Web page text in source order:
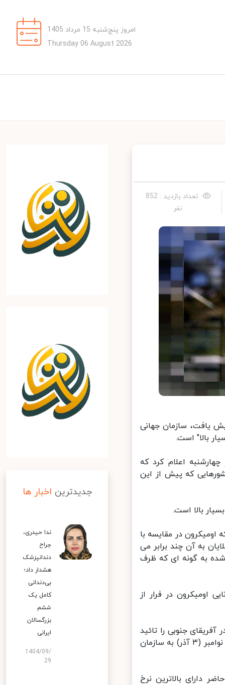
امروز پنج‌شنبه 15 مرداد 1405
Thursday 06 August 2026
تعداد بازدید : 852
نفر
۱۹ در هفته گذشته ۱۱ درصد افزایش یافت، سازمان جهانی
بالا" است.
همه گیری هفتگی کووید-۱۹ امروز چهارشنبه اعلام کرد که
که پیش از این
بالا است.
در مقایسه با
به آن چند برابر می
به گونه ای که ظرف
در فرار از
شده در آفریقای جنوبی را تائید
کرده است؛ کشوری که برای نخستین بار شناسایی این سویه را در تاریخ ۲۴ نوامبر (۳ آذر) به سازمان
دارای بالاترین نرخ
جدیدترین اخبار ها
ندا حیدری،
جراح
دندانپزشک
هشدار داد؛
بی‌دندانی
کامل یک
ششم
بزرگسالان
ایرانی
1404/09/
29